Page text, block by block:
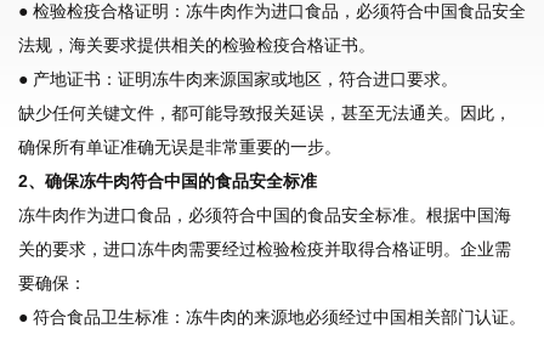
● 检验检疫合格证明：冻牛肉作为进口食品，必须符合中国食品安全
法规，海关要求提供相关的检验检疫合格证书。
● 产地证书：证明冻牛肉来源国家或地区，符合进口要求。
缺少任何关键文件，都可能导致报关延误，甚至无法通关。因此，
确保所有单证准确无误是非常重要的一步。
2、确保冻牛肉符合中国的食品安全标准
冻牛肉作为进口食品，必须符合中国的食品安全标准。根据中国海
关的要求，进口冻牛肉需要经过检验检疫并取得合格证明。企业需
要确保：
● 符合食品卫生标准：冻牛肉的来源地必须经过中国相关部门认证。